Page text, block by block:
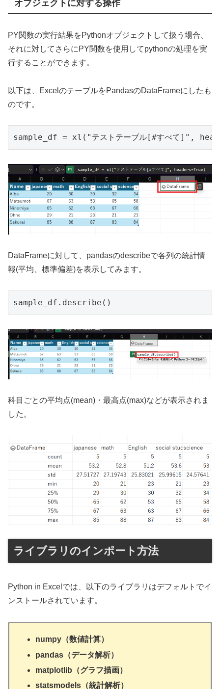
オブジェクトに対する操作
PY関数の実行結果をPythonオブジェクトして扱う場合、
それに対してさらにPY関数を使用してpythonの処理を実
行することができます。
以下は、ExcelのテーブルをPandasのDataFrameにしたも
のです。
sample_df = xl("テストテーブル[#すべて]",
DataFrameに対して、pandasのdescribeで各列の統計情
報(平均、標準偏差)を表示してみます。
sample_df.describe()
科目ごとの平均点(mean)・最高点(max)などが表示されま
した。
ライブラリのインポート方法
Python in Excelでは、以下のライブラリはデフォルトでイ
ンストールされています。
numpy（数値計算）
pandas（データ解析）
matplotlib（グラフ描画）
statsmodels（統計解析）